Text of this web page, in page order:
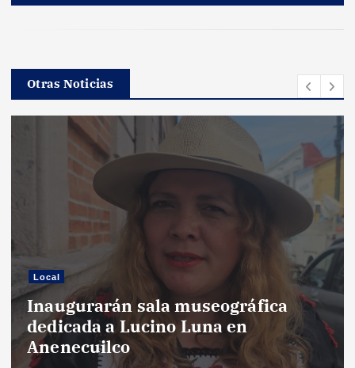
Otras Noticias
Local
Inaugurarán sala museográfica
dedicada a Lucino Luna en
Anenecuilco